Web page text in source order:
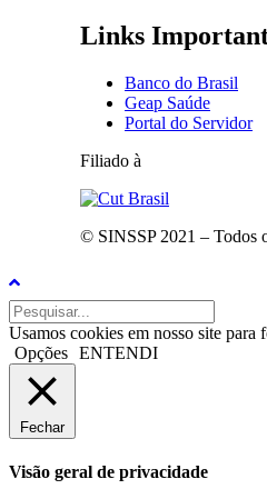
Links
Banco do Brasil
Geap Saúde
Portal do Servidor
Filiado à
© SINSSP 2021 – Todos
Usamos cookies em nosso site
Opções ENTENDI
Fechar
Visão geral de privacidade